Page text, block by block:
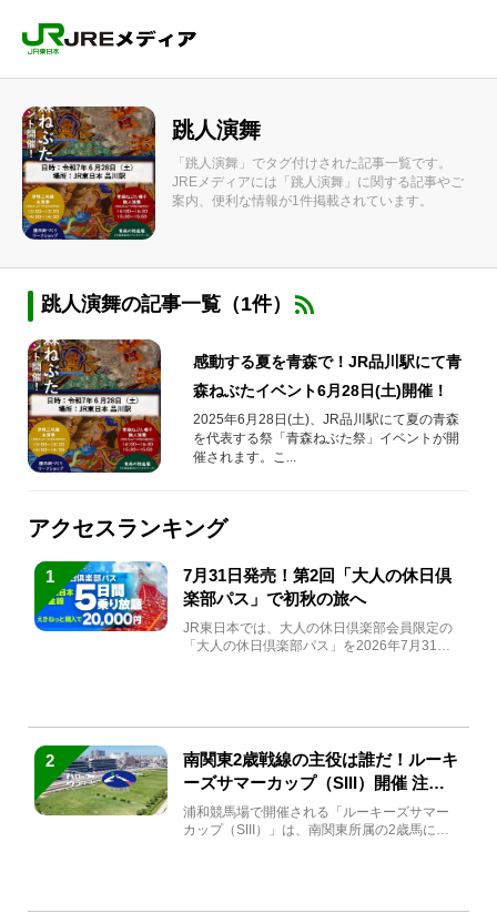
跳人演舞
「跳人演舞」でタグ付けされた記事一覧です。
JREメディアには「跳人演舞」に関する記事やご
案内、便利な情報が1件掲載されています。
跳人演舞の記事一覧（1件）
感動する夏を青森で！JR品川駅にて青
森ねぶたイベント6月28日(土)開催！
2025年6月28日(土)、JR品川駅にて夏の青森
を代表する祭「青森ねぶた祭」イベントが開
催されます。こ...
アクセスランキング
1
7月31日発売！第2回「大人の休日倶
楽部パス」で初秋の旅へ
JR東日本では、大人の休日倶楽部会員限定の
「大人の休日倶楽部パス」を2026年7月31日
2
南関東2歳戦線の主役は誰だ！ルーキ
ーズサマーカップ（SIII）開催 注目
馬と見どころをチェック
浦和競馬場で開催される「ルーキーズサマー
カップ（SIII）」は、南関東所属の2歳馬によ